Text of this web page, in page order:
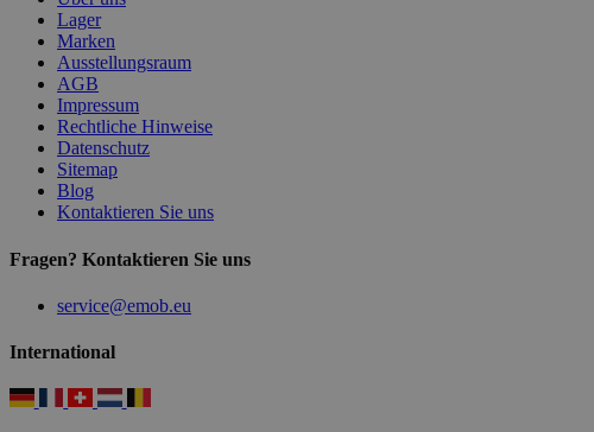
Lager
Marken
Ausstellungsraum
AGB
Impressum
Rechtliche Hinweise
Datenschutz
Sitemap
Blog
Kontaktieren Sie uns
Fragen? Kontaktieren Sie uns
service@emob.eu
International